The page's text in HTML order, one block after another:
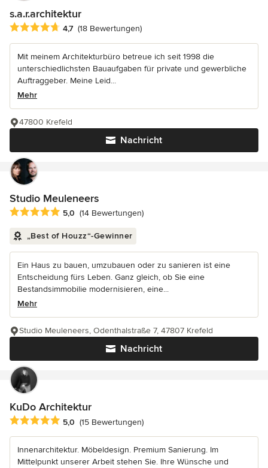
s.a.r.architektur
Durchschnittliche Bewertung: 4.7 von 5 Sternen
4,7 (18 Bewertungen)
Mit meinem Architekturbüro betreue ich seit 1998 die
unterschiedlichsten Bauaufgaben für private und gewerbliche
Auftraggeber. Meine Leid...
Mehr
Nachricht
47800 Krefeld
Studio Meuleneers
Durchschnittliche Bewertung: 5 von 5 Sternen
5,0 (14 Bewertungen)
„Best of Houzz“-Gewinner
Ein Haus zu bauen, umzubauen oder zu sanieren ist eine
Entscheidung fürs Leben. Ganz gleich, ob Sie eine
Bestandsimmobilie modernisieren, eine...
Mehr
Nachricht
Studio Meuleneers, Odenthalstraße 7, 47807 Krefeld
KuDo Architektur
Durchschnittliche Bewertung: 5 von 5 Sternen
5,0 (15 Bewertungen)
Innenarchitektur. Möbeldesign. Premium Sanierung. Im
Mittelpunkt unserer Arbeit stehen Sie. Ihre Wünsche und